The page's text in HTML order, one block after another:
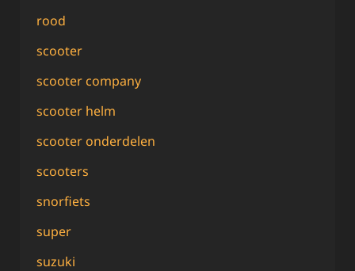
rood
scooter
scooter company
scooter helm
scooter onderdelen
scooters
snorfiets
super
suzuki